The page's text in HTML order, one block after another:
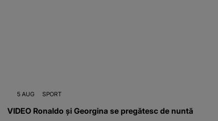
5 AUG SPORT
VIDEO Ronaldo și Georgina se pregătesc de nuntă